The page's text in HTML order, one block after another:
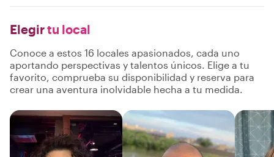
Elegirtu local
Conoce a estos 16 locales apasionados, cada uno
aportando perspectivas y talentos únicos. Elige a tu
favorito, comprueba su disponibilidad y reserva para
crear una aventura inolvidable hecha a tu medida.